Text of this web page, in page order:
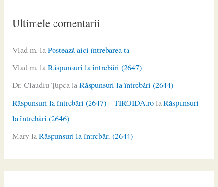
Ultimele comentarii
Vlad m. laPostează aici întrebarea ta
Vlad m. laRăspunsuri la întrebări (2647)
Dr. Claudiu ŢupealaRăspunsuri la întrebări (2644)
Răspunsuri la întrebări (2647) – TIROIDA.rolaRăspunsuri
la întrebări (2646)
MarylaRăspunsuri la întrebări (2644)